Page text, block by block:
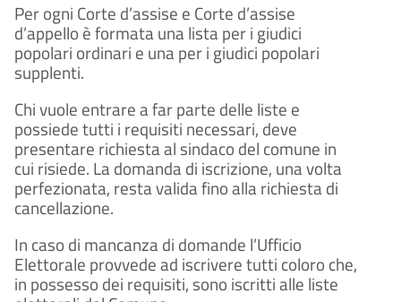
Per ogni Corte d’assise e Corte d’assise
d’appello è formata una lista per i giudici
popolari ordinari e una per i giudici popolari
supplenti.
Chi vuole entrare a far parte delle liste e
possiede tutti i requisiti necessari, deve
presentare richiesta al sindaco del comune in
cui risiede. La domanda di iscrizione, una volta
perfezionata, resta valida fino alla richiesta di
cancellazione.
In caso di mancanza di domande l’Ufficio
Elettorale provvede ad iscrivere tutti coloro che,
in possesso dei requisiti, sono iscritti alle liste